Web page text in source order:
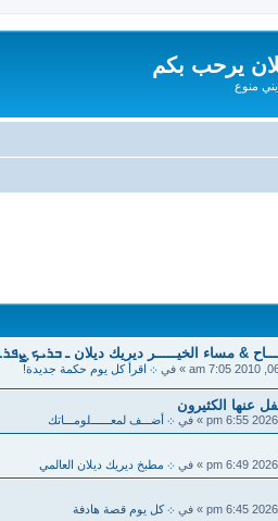
يرحب بكم
منوع
& مساء الخيـــــر ديريك ديلان ـ ܒܪܝܟ̣
» في ܀ اقرأ كل يوم حكمة جديدة!
عنها الكثيرون
» في ܀ أضـــف لمعــــــلومـــاتك
» في ܀ مطبخ ديريك ديلان العالمي
» في ܀ كل يوم قصة هادفة